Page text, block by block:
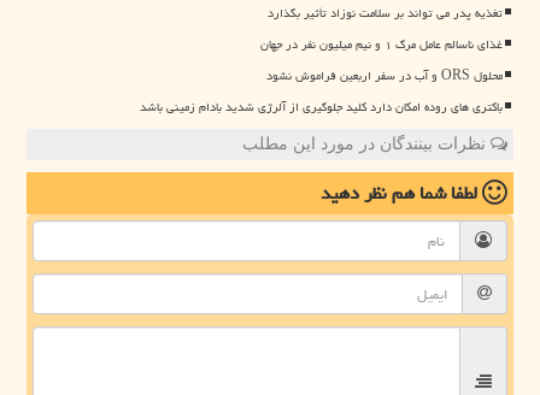
تغذیه پدر می تواند بر سلامت نوزاد تأثیر بگذارد
غذای ناسالم عامل مرگ ۱ و نیم میلیون نفر در جهان
محلول ORS و آب در سفر اربعین فراموش نشود
باکتری های روده امکان دارد کلید جلوگیری از آلرژی شدید بادام زمینی باشد
نظرات بینندگان در مورد این مطلب
لطفا شما همنظر دهید